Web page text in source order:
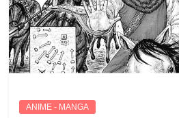
ANIME - MANGA